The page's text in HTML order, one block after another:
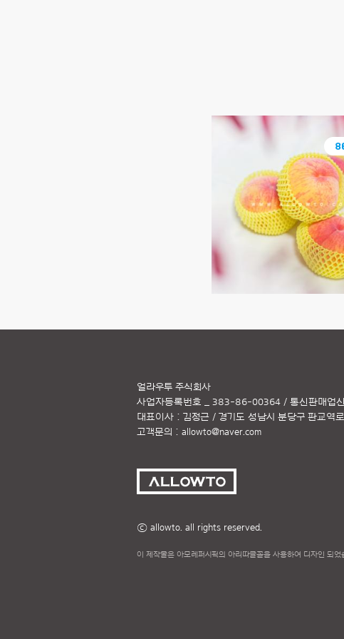
얼라우투 주식회사
사업자등록번호 _ 383-86-00364 / 통신판매업
대표이사 : 김정근 / 경기도 성남시 분당구 판교역
고객문의 : allowto@naver.com
ⓒ allowto. all rights reserved.
이 제작물은 아모레퍼시픽의 아리따글꼴을 사용하여 디자인 되었